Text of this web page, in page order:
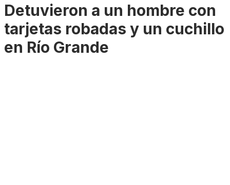
Detuvieron a un hombre con
tarjetas robadas y un cuchillo
en Río Grande